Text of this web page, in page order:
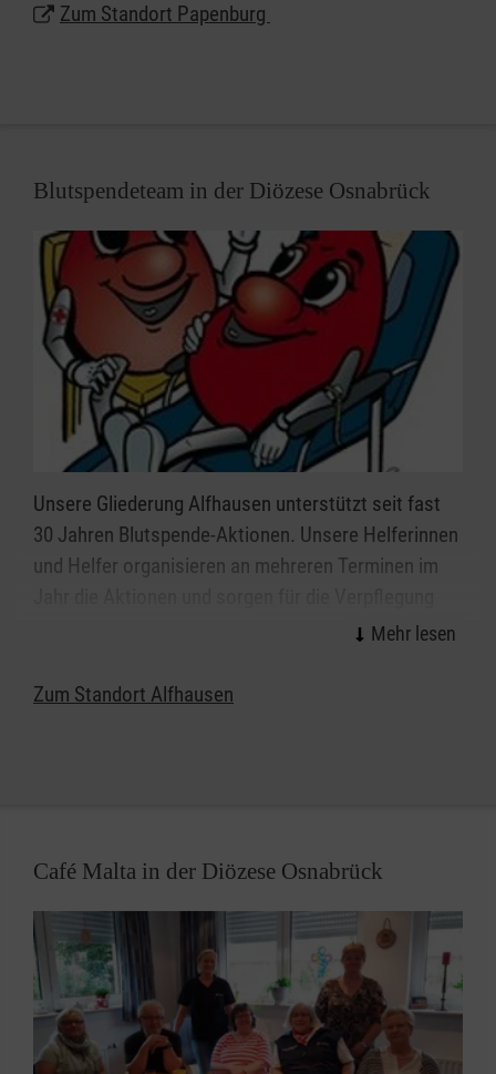
Zum Standort Papenburg
Blutspendeteam in der Diözese Osnabrück
Unsere Gliederung Alfhausen unterstützt seit fast
30 Jahren Blutspende-Aktionen. Unsere Helferinnen
und Helfer organisieren an mehreren Terminen im
Zum Standort Alfhausen
Café Malta in der Diözese Osnabrück